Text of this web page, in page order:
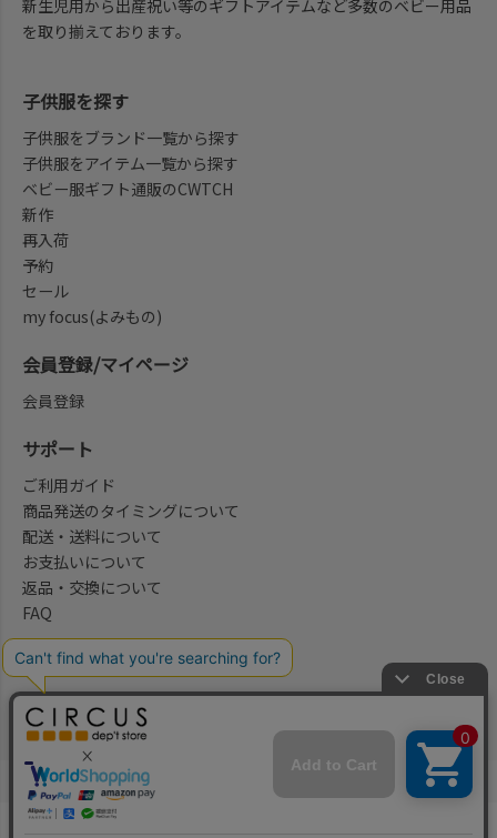
新生児用から出産祝い等のギフトアイテムなど多数のベビー用品
を取り揃えております。
会社概要/お問合せ先
子供服を探す
子供服をブランド一覧から探す
子供服をアイテム一覧から探す
ベビー服ギフト通販のCWTCH
新作
再入荷
予約
セール
my focus(よみもの)
会員登録/マイページ
会員登録
サポート
ご利用ガイド
商品発送のタイミングについて
配送・送料について
お支払いについて
返品・交換について
FAQ
法律に基づく表示 プライバシーポリシー
©2004-2026 子供服・キッズ服の通販Circus All Rights reserved.